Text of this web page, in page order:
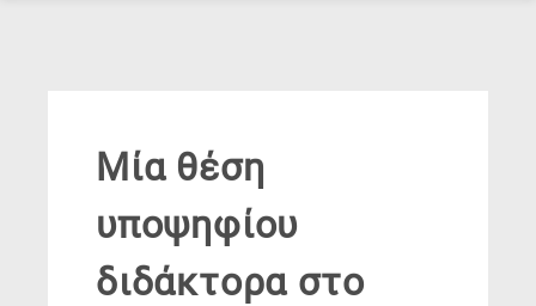
Μία θέση
υποψηφίου
διδάκτορα στο